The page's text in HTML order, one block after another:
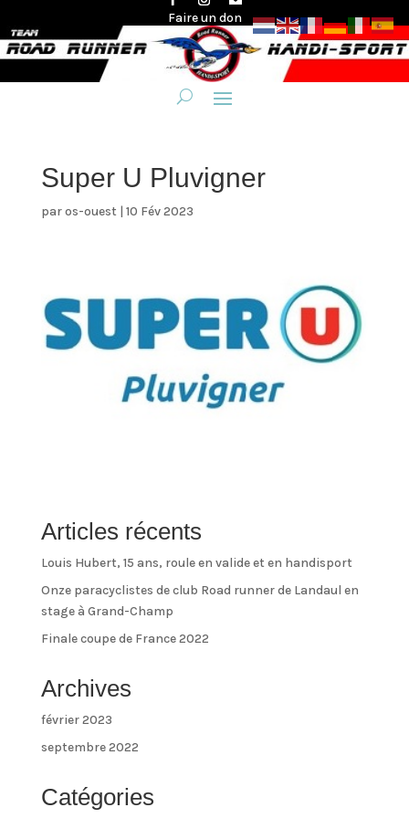
Faire un don
Super U Pluvigner
paros-ouest | 10 Fév 2023
Articles récents
Louis Hubert, 15 ans, roule en valide et en handisport
Onze paracyclistes de club Road runner de Landaul en
stage à Grand-Champ
Finale coupe de France 2022
Archives
février 2023
septembre 2022
Catégories